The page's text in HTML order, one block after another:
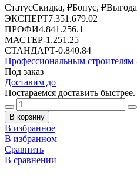
СтатусСкидка, ₽Бонус, ₽
ЭКСПЕРТ7.351.679.02
ПРОФИ4.841.256.1
МАСТЕР-1.251.25
СТАНДАРТ-0.840.84
Профессиональным строителям
Под заказ
Доставим до
Постараемся доставить
В корзину
В избранное
В избранном
Сравнить
В сравнении